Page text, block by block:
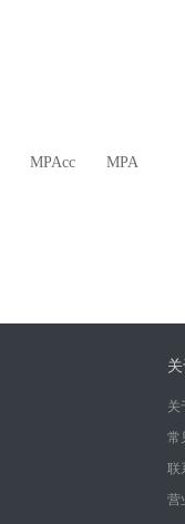
MPAcc MPA
关
常
联
营